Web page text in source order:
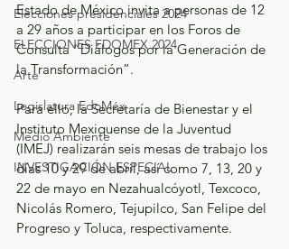
Elecciones presidenciales 2024
ELECCIONES EDOMEX 2024
Arte
Legislatura EdoMéx
Medio Ambiente
INVESTIGACIÓN ESPECIAL
Estado de México invita a personas de 12
a 29 años a participar en los Foros de
Consulta “Diálogos por la Generación de
la Transformación”.
Para ello, la Secretaría de Bienestar y el
Instituto Mexiquense de la Juventud
(IMEJ) realizarán seis mesas de trabajo los
días 10 y 29 de abril, así como 7, 13, 20 y
22 de mayo en Nezahualcóyotl, Texcoco,
Nicolás Romero, Tejupilco, San Felipe del
Progreso y Toluca, respectivamente.